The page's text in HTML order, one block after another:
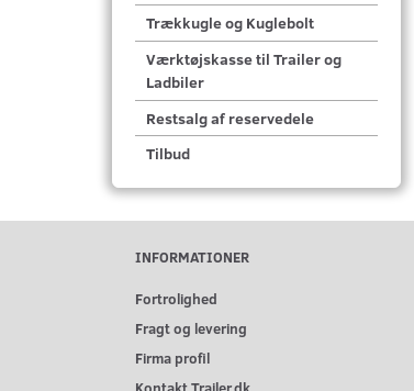
Trækkugle og Kuglebolt
Værktøjskasse til Trailer og
Ladbiler
Restsalg af reservedele
Tilbud
INFORMATIONER
Fortrolighed
Fragt og levering
Firma profil